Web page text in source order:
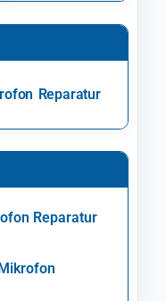
Reparatur
Reparatur